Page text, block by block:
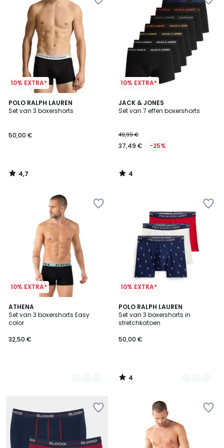
10% EXTRA*
POLO RALPH LAUREN
Set van 3 boxershorts
50,00 €
4,7
/ 5
4,7
/
10% EXTRA*
JACK & JONES
Set van 7 effen boxershorts
49,99 €
37,49 € -25%
4
/
4
/
10% EXTRA*
ATHENA
Set van 3 boxershorts Easy
color
32,50 €
2
Kleuren
10% EXTRA*
POLO RALPH LAUREN
Set van 3 boxershorts in
stretchkatoen
50,00 €
4
/
5
6
Kleuren
4
/